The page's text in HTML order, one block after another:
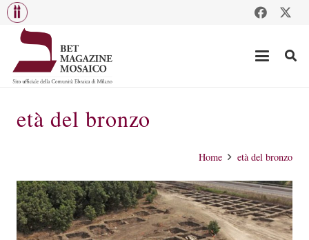
età del bronzo
Home età del bronzo